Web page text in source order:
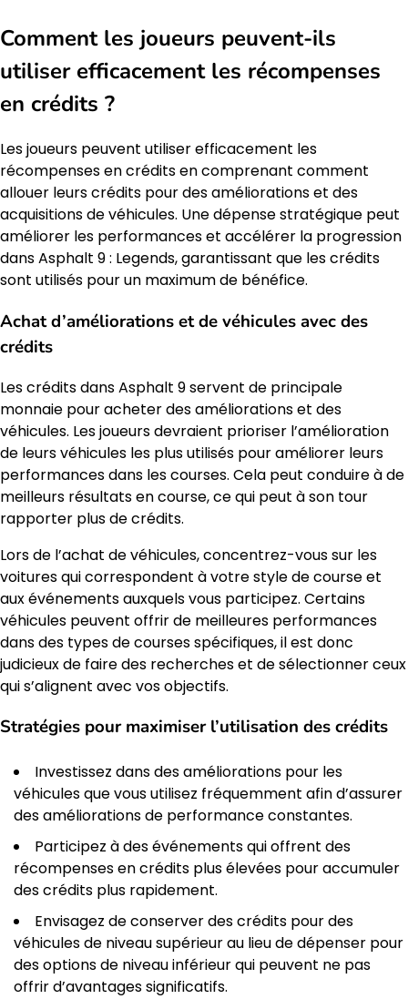
Comment les joueurs peuvent-ils
utiliser efficacement les récompenses
en crédits ?
Les joueurs peuvent utiliser efficacement les
récompenses en crédits en comprenant comment
allouer leurs crédits pour des améliorations et des
acquisitions de véhicules. Une dépense stratégique peut
améliorer les performances et accélérer la progression
dans Asphalt 9 : Legends, garantissant que les crédits
sont utilisés pour un maximum de bénéfice.
Achat d’améliorations et de véhicules avec des
crédits
Les crédits dans Asphalt 9 servent de principale
monnaie pour acheter des améliorations et des
véhicules. Les joueurs devraient prioriser l’amélioration
de leurs véhicules les plus utilisés pour améliorer leurs
performances dans les courses. Cela peut conduire à de
meilleurs résultats en course, ce qui peut à son tour
rapporter plus de crédits.
Lors de l’achat de véhicules, concentrez-vous sur les
voitures qui correspondent à votre style de course et
aux événements auxquels vous participez. Certains
véhicules peuvent offrir de meilleures performances
dans des types de courses spécifiques, il est donc
judicieux de faire des recherches et de sélectionner ceux
qui s’alignent avec vos objectifs.
Stratégies pour maximiser l’utilisation des crédits
Investissez dans des améliorations pour les
véhicules que vous utilisez fréquemment afin d’assurer
des améliorations de performance constantes.
Participez à des événements qui offrent des
récompenses en crédits plus élevées pour accumuler
des crédits plus rapidement.
Envisagez de conserver des crédits pour des
véhicules de niveau supérieur au lieu de dépenser pour
des options de niveau inférieur qui peuvent ne pas
offrir d’avantages significatifs.